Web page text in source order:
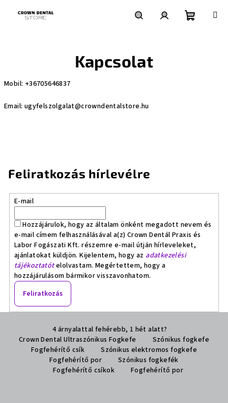
Kapcsolat
Mobil: +36705646837
Email: ugyfelszolgalat@crowndentalstore.hu
Feliratkozás hírlevélre
E-mail
Hozzájárulok, hogy az általam önként megadott nevem és
e-mail címem felhasználásával a(z) Crown Dentál Praxis és
Labor Fogászati Kft. részemre e-mail útján hírleveleket,
ajánlatokat küldjön. Kijelentem, hogy az adatkezelési
tájékoztatótelolvastam. Megértettem, hogy a
hozzájárulásom bármikor visszavonhatom.
Feliratkozás
4 árnyalattal fehérebb, 1 hét alatt?
Crown Dental Ultraszónikus Fogkefe
Szónikus fogkefe
Fogfehérítő csík
Szónikus elektromos fogkefe
Fogfehérítő por
Szónikus fogkefék
Fogfehérítő csíkok
Fogfehérítő por